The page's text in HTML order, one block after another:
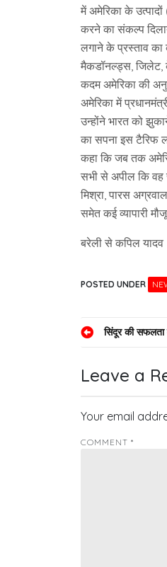
में अमेरिका के
करने का संकल्प
लगाने के प्रस्ताव का
मैकडॉनल्ड्स, जिलेट,
कदम अमेरिका की
अमेरिका में
उन्होंने भारत को
का सपना इस टैरिफ
कहा कि जब तक
सभी से अपील कि वह
मिश्रा, पारस
समेत कई व्यापारी
बरेली से कपिल यादव
POSTED UNDER
Postसिंदूर की सफलता
Leave a
Your email
COMMENT *